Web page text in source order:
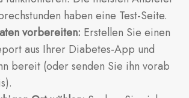
haben eine Test-Seite.
vorbereiten: Erstellen Sie einen
aus Ihrer Diabetes-App und
bereit (oder senden Sie ihn vorab